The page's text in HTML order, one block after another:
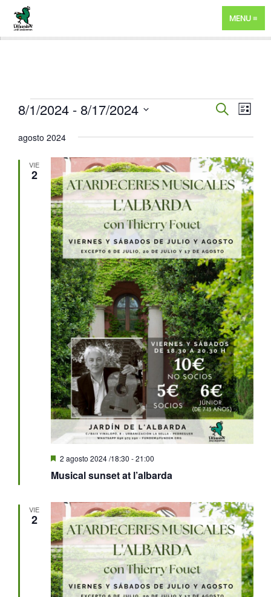
MENU
EVENTOS
Y
VISTAS
DE
BUSCAR
DE
LISTA
8/1/2024 - 8/17/2024
la
agosto 2024
VIE
2
Musical sunset at l’albarda
Destacado
2 agosto 2024 /18:30 -21:00
VIE
2